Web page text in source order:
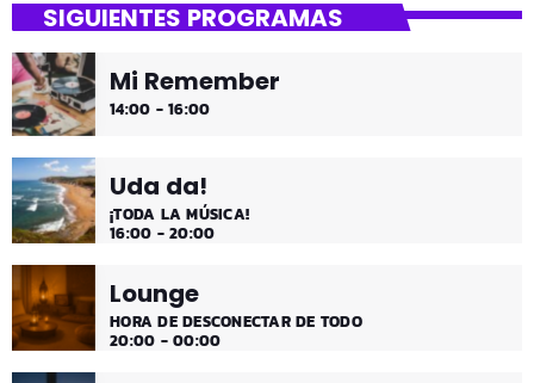
¡Es fin de semana!
¡Música y más música los fines de semana!
SIGUIENTES PROGRAMAS
Mi Remember
14:00 - 16:00
Uda da!
¡TODA LA MÚSICA!
16:00 - 20:00
Lounge
HORA DE DESCONECTAR DE TODO
20:00 - 00:00